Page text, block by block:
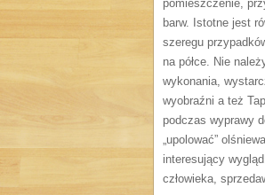
pomieszczenie,
barw. Istotne jest
szeregu
na półce. Nie
wykonania,
wyobraźni a też
podczas wyprawy
„upolować”
interesujący
człowieka,